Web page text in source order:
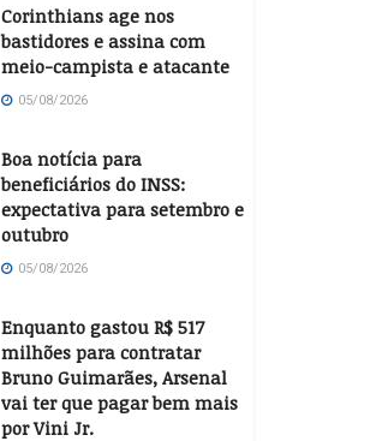
Corinthians age nos
bastidores e assina com
meio-campista e atacante
05/08/2026
Boa notícia para
beneficiários do INSS:
expectativa para setembro e
outubro
05/08/2026
Enquanto gastou R$ 517
milhões para contratar
Bruno Guimarães, Arsenal
vai ter que pagar bem mais
por Vini Jr.